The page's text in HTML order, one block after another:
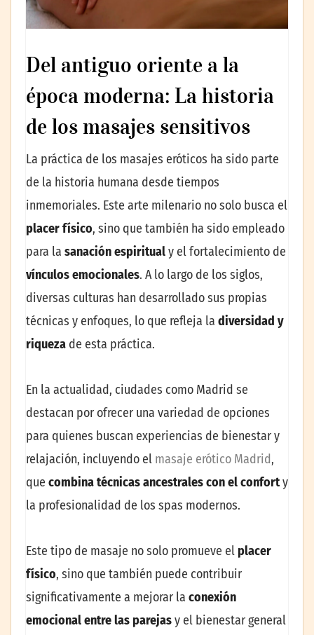
Del antiguo oriente a la
época moderna: La historia
de los masajes sensitivos
La práctica de los masajes eróticos ha sido parte
de la historia humana desde tiempos
inmemoriales. Este arte milenario no solo busca el
placer físico, sino que también ha sido empleado
para la sanación espiritualy el fortalecimiento de
vínculos emocionales. A lo largo de los siglos,
diversas culturas han desarrollado sus propias
técnicas y enfoques, lo que refleja la diversidad y
riqueza de esta práctica.
En la actualidad, ciudades como Madrid se
destacan por ofrecer una variedad de opciones
para quienes buscan experiencias de bienestar y
relajación, incluyendo el masaje erótico Madrid,
que combina técnicas ancestrales con el conforty
la profesionalidad de los spas modernos.
Este tipo de masaje no solo promueve el placer
físico, sino que también puede contribuir
significativamente a mejorar la conexión
emocional entre las parejasy el bienestar general